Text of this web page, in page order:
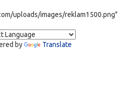
uploads/images/reklam1500.png"
by Translate